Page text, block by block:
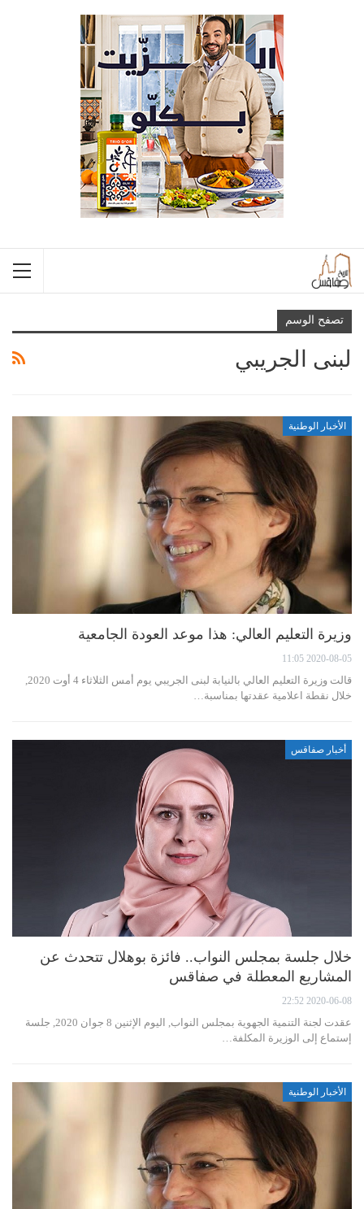
تصفح الوسم
لبنى الجريبي
الأخبار الوطنية
وزيرة التعليم العالي: هذا موعد العودة الجامعية
2020-08-05 11:05
خلال نقطة اعلامية عقدتها بمناسبة…
أخبار صفاقس
خلال جلسة بمجلس النواب.. فائزة بوهلال تتحدث عن
المشاريع المعطلة في صفاقس
2020-06-08 22:52
عقدت لجنة التنمية الجهوية بمجلس النواب, اليوم الإثنين 8 جوان 2020, جلسة
إستماع إلى الوزيرة المكلفة…
الأخبار الوطنية